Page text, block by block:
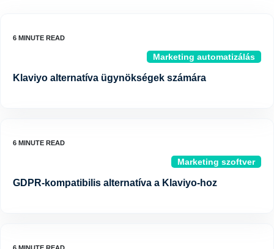
Marketing automatizálás
Klaviyo alternatíva ügynökségek számára
Marketing szoftver
GDPR-kompatibilis alternatíva a Klaviyo-hoz